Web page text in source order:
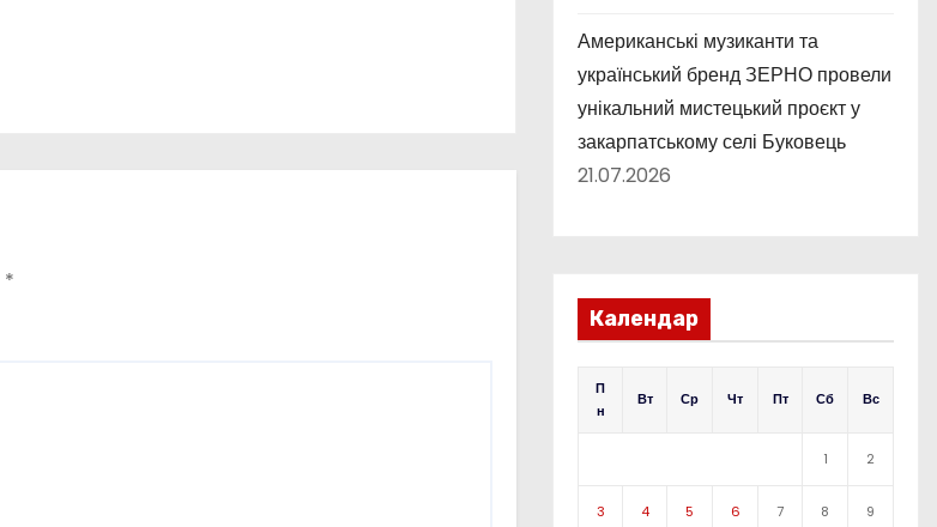
*
Американські музиканти та
український бренд ЗЕРНО провели
унікальний мистецький проєкт у
закарпатському селі Буковець
21.07.2026
Календар
П
н
Вт Ср Чт Пт Сб Вс
1 2
3 4 5 6 7 8 9